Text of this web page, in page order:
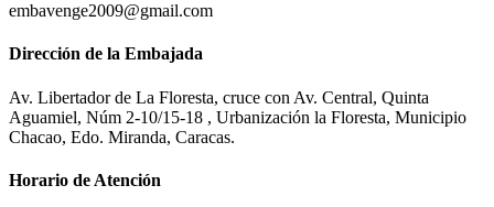
embavenge2009@gmail.com
Dirección de la Embajada
Av. Libertador de La Floresta, cruce con Av. Central, Quinta
Aguamiel, Núm 2-10/15-18 , Urbanización la Floresta, Municipio
Chacao, Edo. Miranda, Caracas.
Horario de Atención